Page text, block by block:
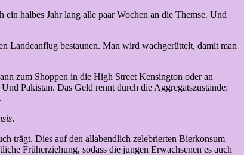
halbes Jahr lang alle paar Wochen an die Themse. Und
Landeanflug bestaunen. Man wird wachgerüttelt, damit man
zum Shoppen in die High Street Kensington oder an
Pakistan. Das Geld rennt durch die Aggregatszustände:
.
trägt. Dies auf den allabendlich zelebrierten Bierkonsum
Früherziehung, sodass die jungen Erwachsenen es auch